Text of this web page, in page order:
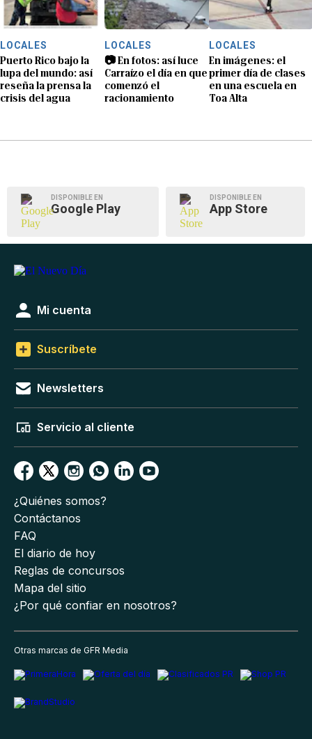
LOCALES
Puerto Rico bajo la
lupa del mundo: así
reseña la prensa la
crisis del agua
LOCALES
📷 En fotos: así luce
Carraízo el día en que
comenzó el
racionamiento
LOCALES
En imágenes: el
primer día de clases
en una escuela en
Toa Alta
DISPONIBLE EN
Google Play
DISPONIBLE EN
App Store
Mi cuenta
Suscríbete
Newsletters
Servicio al cliente
¿Quiénes somos?
Contáctanos
FAQ
El diario de hoy
Reglas de concursos
Mapa del sitio
¿Por qué confiar en nosotros?
Otras marcas de GFR Media